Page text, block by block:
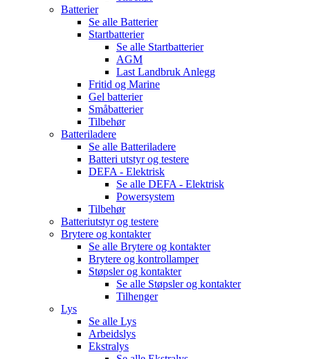
Batterier
Se alle Batterier
Startbatterier
Se alle Startbatterier
AGM
Last Landbruk Anlegg
Fritid og Marine
Gel batterier
Småbatterier
Tilbehør
Batteriladere
Se alle Batteriladere
Batteri utstyr og testere
DEFA - Elektrisk
Se alle DEFA - Elektrisk
Powersystem
Tilbehør
Batteriutstyr og testere
Brytere og kontakter
Se alle Brytere og kontakter
Brytere og kontrollamper
Støpsler og kontakter
Se alle Støpsler og kontakter
Tilhenger
Lys
Se alle Lys
Arbeidslys
Ekstralys